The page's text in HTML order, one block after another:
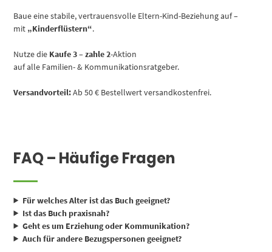
Baue eine stabile, vertrauensvolle Eltern-Kind-Beziehung auf –
mit „Kinderflüstern“.
Nutze die Kaufe 3 – zahle 2-Aktion
auf alle Familien- & Kommunikationsratgeber.
Versandvorteil:Ab 50 € Bestellwert versandkostenfrei.
FAQ – Häufige Fragen
Für welches Alter ist das Buch geeignet?
Ist das Buch praxisnah?
Geht es um Erziehung oder Kommunikation?
Auch für andere Bezugspersonen geeignet?